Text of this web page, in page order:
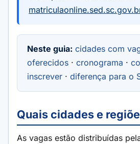
Neste guia: cidades com
oferecidos ·cronograma ·
inscrever ·diferença para o
Quais cidades e
As vagas estão distribuídas